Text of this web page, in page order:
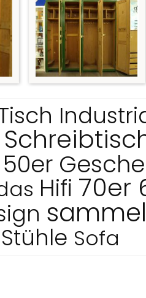
50er
Hifi 70er
Stühle Sofa